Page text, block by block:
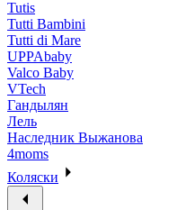
Tutis
Tutti Bambini
Tutti di Mare
UPPAbaby
Valco Baby
VTech
Гандылян
Лель
Наследник Выжанова
4moms
Коляски